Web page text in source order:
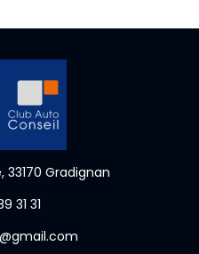
33170 Gradignan
31 31